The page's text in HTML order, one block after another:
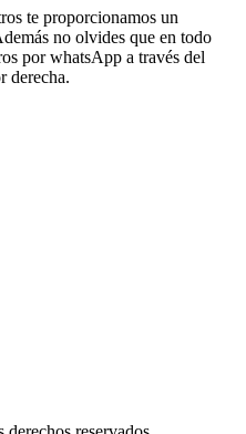
te proporcionamos un
no olvides que en todo
por whatsApp a través del
derecha.